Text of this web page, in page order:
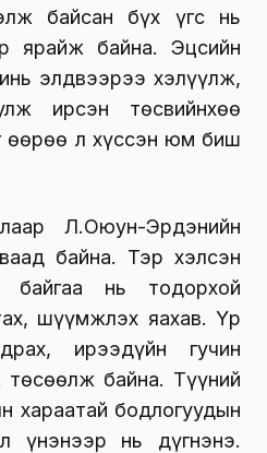
байсан бүх үгс нь
ярайж байна. Эцсийн
элдвээрээ хэлүүлж,
ирсэн төсвийнхөө
өөрөө л хүссэн юм биш
Л.Оюун-Эрдэнийн
байна. Тэр хэлсэн
байгаа нь тодорхой
шүүмжлэх яахав. Үр
ирээдүйн гучин
байна. Түүний
хараатай бодлогуудын
үнэнээр нь дүгнэнэ.